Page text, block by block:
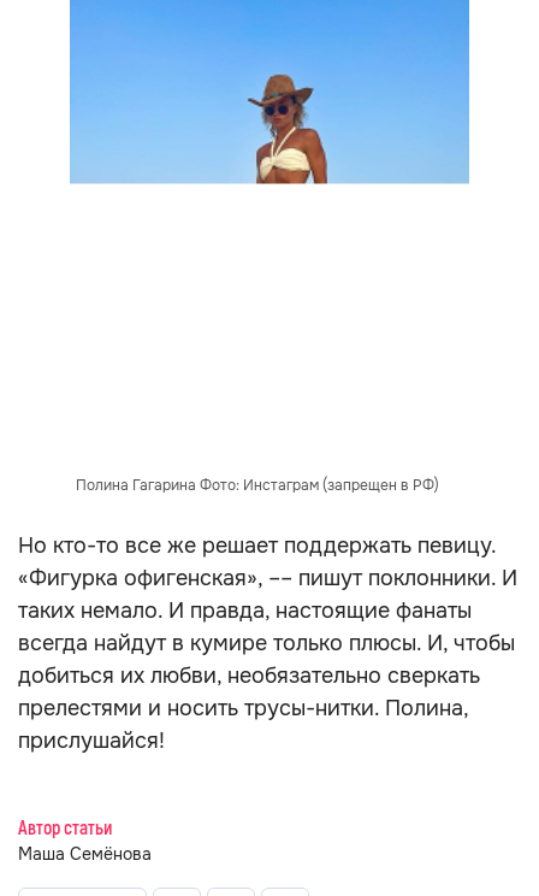
Полина Гагарина Фото: Инстаграм (запрещен в РФ)
Но кто-то все же решает поддержать певицу.
«Фигурка офигенская», –– пишут поклонники. И
таких немало. И правда, настоящие фанаты
всегда найдут в кумире только плюсы. И, чтобы
добиться их любви, необязательно сверкать
прелестями и носить трусы-нитки. Полина,
прислушайся!
Автор статьи
Маша Семёнова